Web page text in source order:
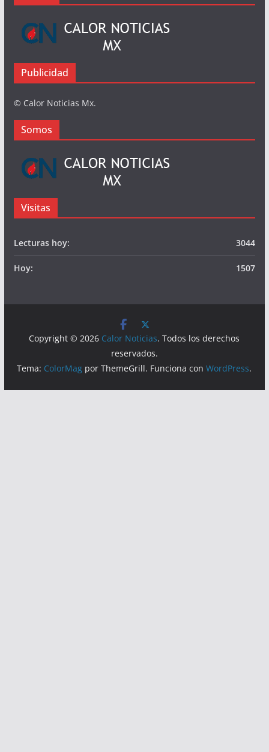
Publicidad
© Calor Noticias Mx.
Somos
Visitas
3044
Lecturas hoy:
1507
Hoy:
Copyright © 2026 Calor Noticias. Todos los derechos
reservados.
Tema: ColorMag por ThemeGrill. Funciona conWordPress.